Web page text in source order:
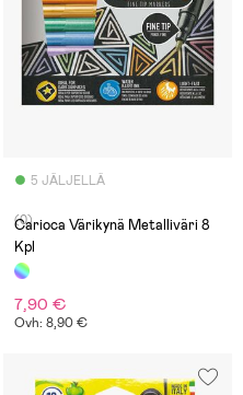
5 JÄLJELLÄ
(0)
Carioca Värikynä Metalliväri 8
Kpl
7,90 €
Ovh: 8,90 €